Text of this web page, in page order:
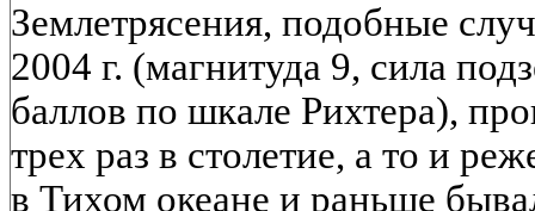
Землетрясения, подобные
2004 г. (магнитуда 9, сила
баллов по шкале Рихтера),
трех раз в столетие, а то и
в Тихом океане и раньше